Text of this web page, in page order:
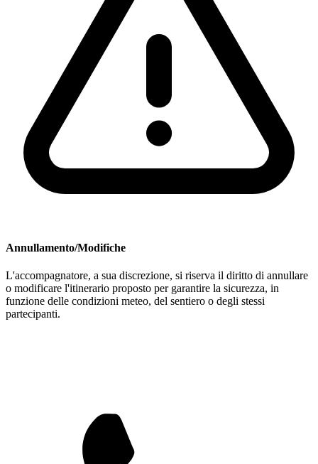
Annullamento/Modifiche
L'accompagnatore, a sua discrezione, si riserva il diritto di annullare
o modificare l'itinerario proposto per garantire la sicurezza, in
funzione delle condizioni meteo, del sentiero o degli stessi
partecipanti.